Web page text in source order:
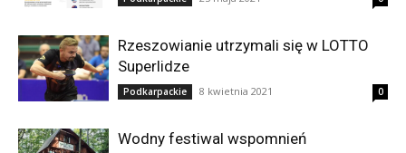
Rzeszowianie utrzymali się w LOTTO
Superlidze
Podkarpackie 8 kwietnia 2021 0
Wodny festiwal wspomnień